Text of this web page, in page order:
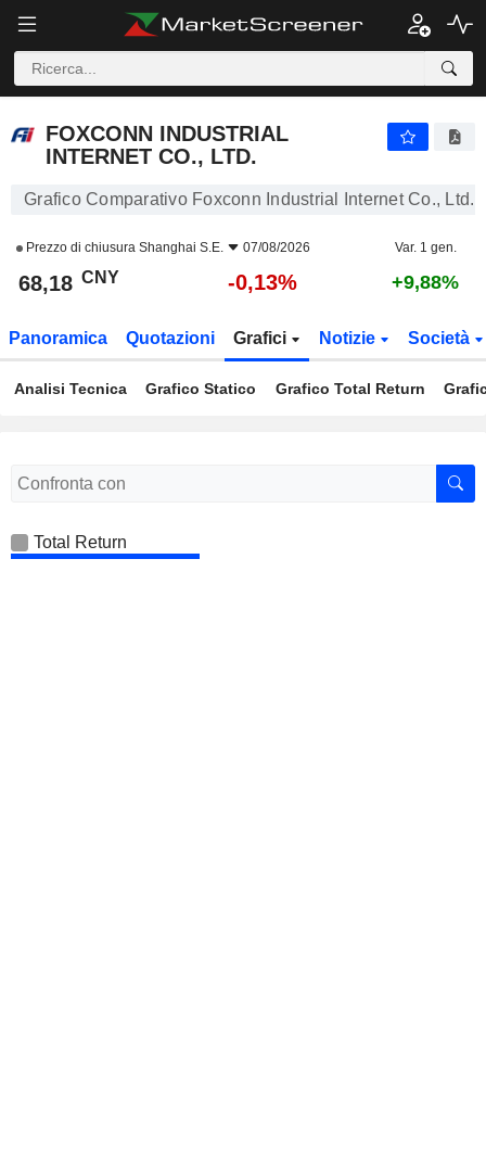
FOXCONN INDUSTRIAL
INTERNET CO., LTD.
Grafico Comparativo Foxconn Industrial Internet Co., Ltd.
Prezzo di chiusura Shanghai S.E. 07/08/2026 Var. 1 gen.
68,18 CNY -0,13% +9,88%
Panoramica Quotazioni Grafici Notizie Società
Analisi Tecnica Grafico Statico Grafico Total Return
Total Return